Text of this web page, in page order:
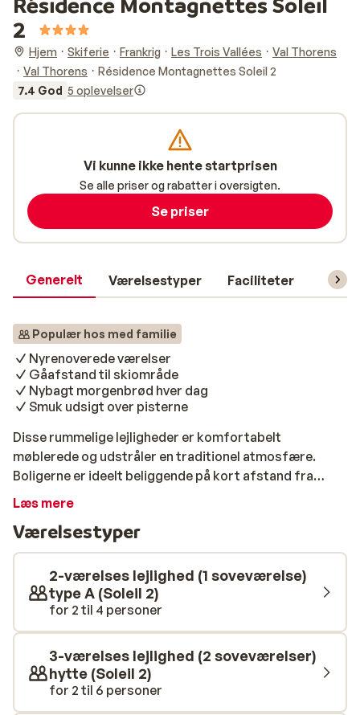
2
Hjem Skiferie Frankrig Les Trois Vallées
Val Thorens
Val Thorens
Résidence Montagnettes Soleil 2
7.4 God 5 oplevelser
Generelt Værelsestyper Faciliteter
Populær hos med familie
Nyrenoverede værelser
Gåafstand til skiområde
Nybagt morgenbrød hver dag
Smuk udsigt over pisterne
Disse rummelige lejligheder er komfortabelt
møblerede og udstråler en traditionel atmosfære.
Boligerne er ideelt beliggende på kort afstand fra
centrum af Val Thorens og kun 50 meter fra pisterne!
Val Thorens. Du kan gå ud at spise, svømme i den
offentlige swimmingpool og selvfølgelig nyde afterski.
Nyd din skiferie på Résidence Montagnettes Soleil 2!
Læs mere
Værelsestyper
2-værelses lejlighed (1 soveværelse)
type A (Soleil 2)
for 2 til 4 personer
3-værelses lejlighed (2 soveværelser)
hytte (Soleil 2)
for 2 til 6 personer
Vi kunne ikke hente startprisen
Se alle priser og rabatter i oversigten.
Se priser